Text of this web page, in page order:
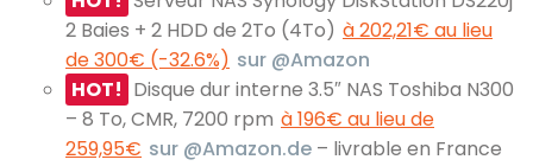
2 Baies + 2 HDD de 2To (4To) à 202,21€ au lieu
de 300€ (-32.6%) sur @Amazon
HOT! Disque dur interne 3.5″ NAS Toshiba N300
– 8 To, CMR, 7200 rpm à 196€ au lieu de
259,95€ sur @Amazon.de – livrable en France